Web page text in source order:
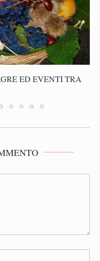
ED EVENTI TRA